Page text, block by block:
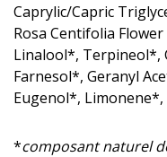
Caprylic/Capric
Rosa Centifolia
Linalool*, Terpineol*,
Farnesol*, Geranyl
Eugenol*,
*composant naturel